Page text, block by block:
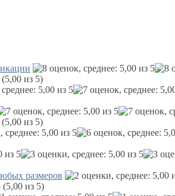
(5,00 из 5)
(5,00 из 5)
размеров
(5,00 из 5)